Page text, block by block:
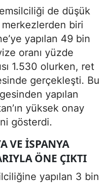
de düşük
merkezlerden biri
yapılan 49 bin
oranı yüzde
1.530 olurken, ret
gerçekleşti. Bu
yapılan
yüksek onay
gösterdi.
VE İSPANYA
ÖNE ÇIKTI
yapılan 3 bin